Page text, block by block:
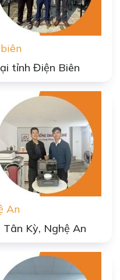
tỉnh Điện Biên
An
Kỳ, Nghệ An